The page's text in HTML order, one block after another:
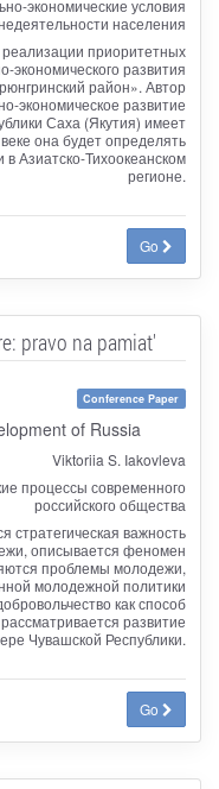
экономические условия
населения
приоритетных
экономического развития
район». Автор
экономическое развитие
Саха (Якутия) имеет
она будет определять
Азиатско-Тихоокеанском
регионе.
Go
pravo na pamiat'
Conference Paper
of Russia
Viktoriia S. Iakovleva
процессы современного
российского общества
стратегическая важность
описывается феномен
проблемы молодежи,
молодежной политики
как способ
развитие
Чувашской Республики.
Go